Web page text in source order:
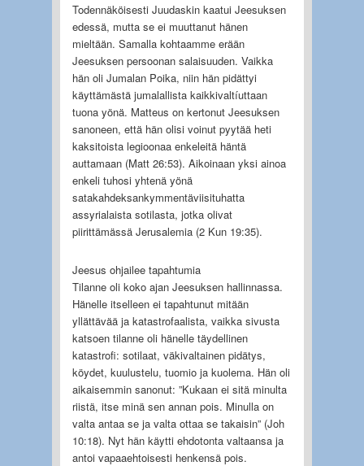
Todennäköisesti Juudaskin kaatui Jeesuksen
edessä, mutta se ei muuttanut hänen
mieltään. Samalla kohtaamme erään
Jeesuksen persoonan salaisuuden. Vaikka
hän oli Jumalan Poika, niin hän pidättyi
käyttämästä jumalallista kaikkivaltíuttaan
tuona yönä. Matteus on kertonut Jeesuksen
sanoneen, että hän olisi voinut pyytää heti
kaksitoista legioonaa enkeleitä häntä
auttamaan (Matt 26:53). Aikoinaan yksi ainoa
enkeli tuhosi yhtenä yönä
satakahdeksankymmentäviisituhatta
assyrialaista sotilasta, jotka olivat
piirittämässä Jerusalemia (2 Kun 19:35).
Jeesus ohjailee tapahtumia
Tilanne oli koko ajan Jeesuksen hallinnassa.
Hänelle itselleen ei tapahtunut mitään
yllättävää ja katastrofaalista, vaikka sivusta
katsoen tilanne oli hänelle täydellinen
katastrofi: sotilaat, väkivaltainen pidätys,
köydet, kuulustelu, tuomio ja kuolema. Hän oli
aikaisemmin sanonut: ”Kukaan ei sitä minulta
riistä, itse minä sen annan pois. Minulla on
valta antaa se ja valta ottaa se takaisin” (Joh
10:18). Nyt hän käytti ehdotonta valtaansa ja
antoi vapaaehtoisesti henkensä pois.